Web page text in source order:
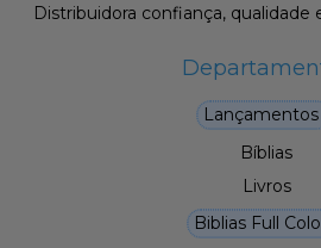
Distribuidora confiança,
Lançamentos
Bíblias
Livros
Biblias Full